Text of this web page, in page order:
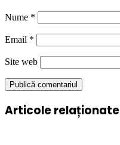
Nume *
Email *
Site web
Articole relaționate